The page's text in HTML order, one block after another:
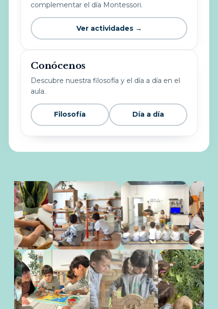
complementar el día Montessori.
Ver actividades →
Conócenos
Descubre nuestra filosofía y el día a día en el
aula.
Filosofía Día a día